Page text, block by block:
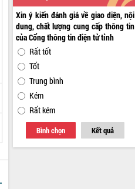
Xin ý kiến đánh giá về giao diện, nội
dung, chất lượng cung cấp thông tin
của Cổng thông tin điện tử tỉnh
Rất tốt
Tốt
Trung bình
Kém
Rất kém
Bình chọn Kết quả